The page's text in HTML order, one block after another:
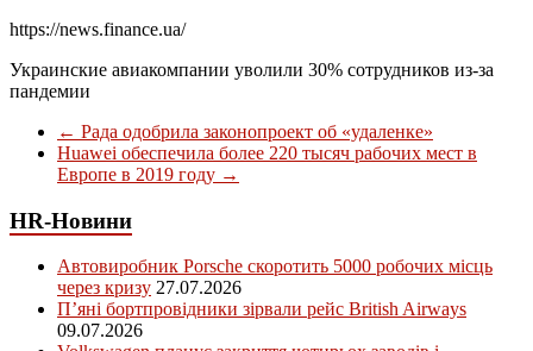
https://news.finance.ua/
Украинские авиакомпании уволили 30% сотрудников из-за
пандемии
← Рада одобрила законопроект об «удаленке»
Huawei обеспечила более 220 тысяч рабочих мест в
Европе в 2019 году →
HR-Новини
Автовиробник Porsche скоротить 5000 робочих місць
через кризу 27.07.2026
П’яні бортпровідники зірвали рейс British Airways
09.07.2026